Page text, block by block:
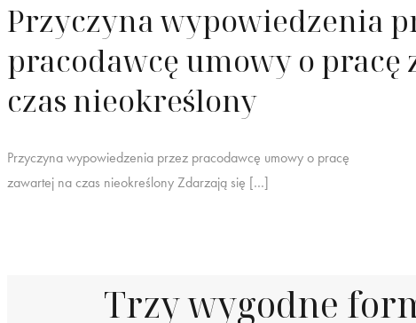
Przyczyna wypowiedzenia
pracodawcę umowy o pracę
czas nieokreślony
Przyczyna wypowiedzenia przez pracodawcę umowy o pracę
zawartej na czas nieokreślony Zdarzają się […]
Trzy wygodne